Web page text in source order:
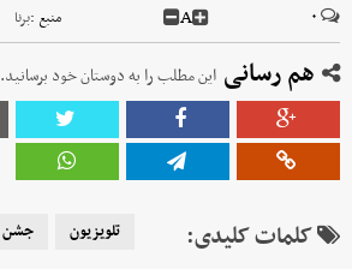
۰ A منبع :برنا
هم رسانی این مطلب را به دوستان خود برسانید.
کلمات کلیدی: تلویزیون جشن